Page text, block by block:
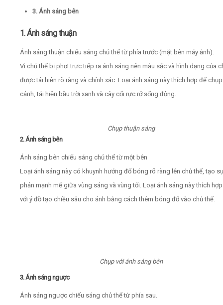
3. Ánh sáng bên
1. Ánh sáng thuận
Ánh sáng thuận chiếu sáng chủ thể từ phía trước (mặt bên máy ảnh).
Vì chủ thể bị phơi trực tiếp ra ánh sáng nên màu sắc và hình dạng của
được tái hiện rõ ràng và chính xác. Loại ánh sáng này thích hợp để
cảnh, tái hiện bầu trời xanh và cây cối rực rỡ sống động.
Chụp thuận sáng
2. Ánh sáng bên
Ánh sáng bên chiếu sáng chủ thể từ một bên
Loại ánh sáng này có khuynh hướng đổ bóng rõ ràng lên chủ thể, tạo
phản mạnh mẽ giữa vùng sáng và vùng tối. Loại ánh sáng này thích
với ý đồ tạo chiều sâu cho ảnh bằng cách thêm bóng đổ vào chủ thể.
Chụp với ánh sáng bên
3. Ánh sáng ngược
Ánh sáng ngược chiếu sáng chủ thể từ phía sau.